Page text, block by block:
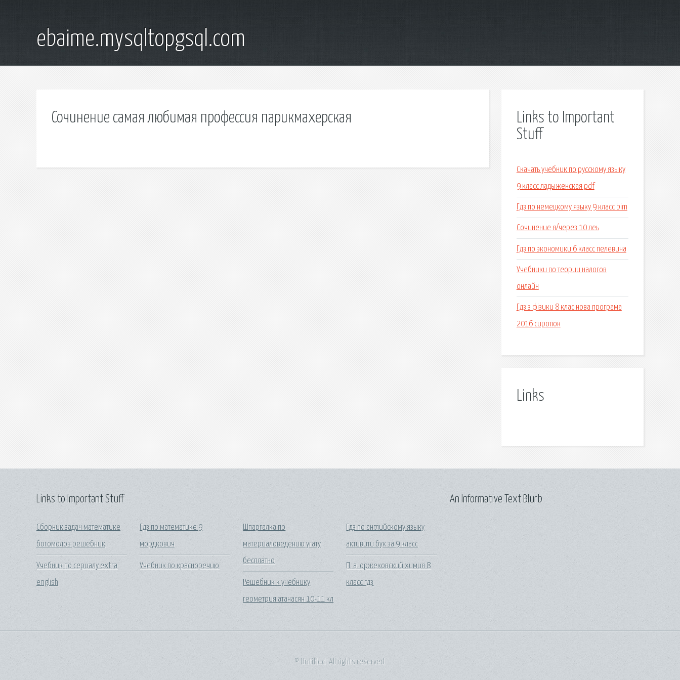
ebaime.mysqltopgsql.com
Сочинение самая любимая профессия парикмахерская
Links to Important
Stuff
Скачать учебник по русскому языку
9 класс ладыженская pdf
Гдз по немецкому языку 9 класс bim
Сочинение я/через 10 леь
Гдз по экономики 6 класс пелевина
Учебники по теории налогов
онлайн
Гдз з фізики 8 клас нова програма
2016 сиротюк
Links
Links to Important Stuff
Сборник задач математике
богомолов решебник
Учебник по сериалу extra
english
Гдз по математике 9
мордкович
Учебник по красноречию
Шпаргалка по
материаловедению угату
бесплатно
Решебник к учебнику
геометрия атанасян 10-11 кл
Гдз по английскому языку
активити бук за 9 класс
П. а. оржековский химия 8
класс гдз
An Informative Text Blurb
© Untitled. All rights reserved.